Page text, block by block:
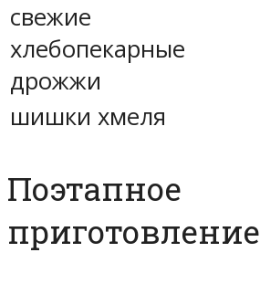
свежие
хлебопекарные
дрожжи
шишки хмеля
Поэтапное
приготовление